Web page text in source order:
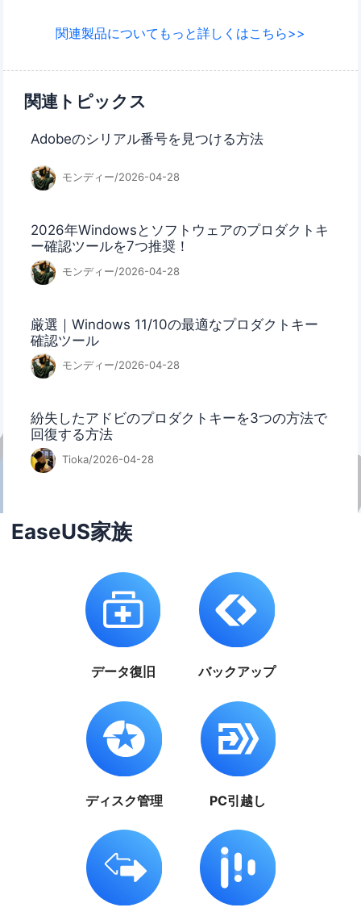
関連製品についてもっと詳しくはこちら>>
関連トピックス
Adobeのシリアル番号を見つける方法
モンディー/2026-04-28
2026年Windowsとソフトウェアのプロダクトキ
ー確認ツールを7つ推奨！
モンディー/2026-04-28
厳選｜Windows 11/10の最適なプロダクトキー
確認ツール
モンディー/2026-04-28
紛失したアドビのプロダクトキーを3つの方法で
回復する方法
Tioka/2026-04-28
EaseUS家族
データ復旧 バックアップ
ディスク管理 PC引越し